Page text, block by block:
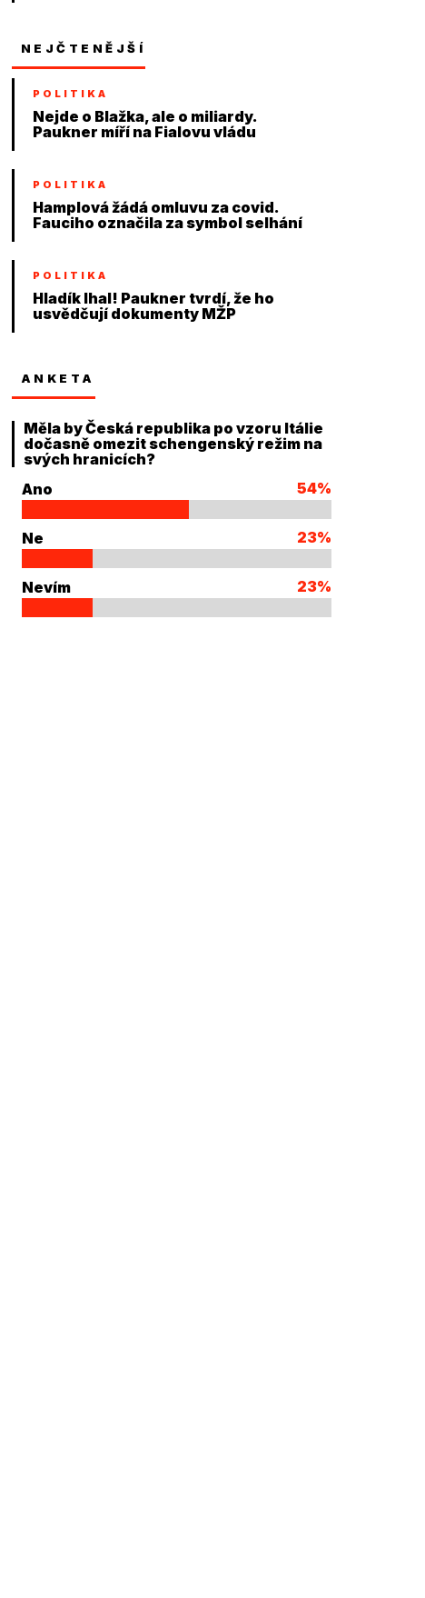
NEJČTENĚJŠÍ
POLITIKA
Nejde o Blažka, ale o miliardy.
Paukner míří na Fialovu vládu
POLITIKA
Hamplová žádá omluvu za covid.
Fauciho označila za symbol selhání
POLITIKA
Hladík lhal! Paukner tvrdí, že ho
usvědčují dokumenty MŽP
ANKETA
Měla by Česká republika po vzoru Itálie
dočasně omezit schengenský režim na
svých hranicích?
Ano
54%
Ne 23%
Nevím 23%